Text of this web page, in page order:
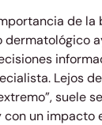
de la
dermatológico
Lejos
suele
un impacto